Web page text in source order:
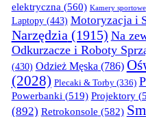
elektryczna (560) Kamery sportowe
Laptopy(443) Motoryzacja i
Narzędzia (1915) Na
Odkurzacze i Roboty
(430) Odzież Męska(786)
(2028) Plecaki & Torby(336)
Powerbanki (519) Projektory
(892) Retrokonsole (582)